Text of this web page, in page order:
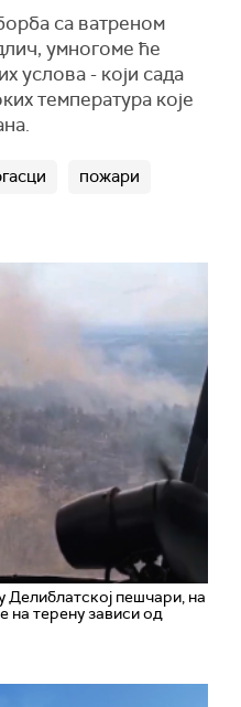
са ватреном
умногоме ће
услова - који сада
температура које
пожари
Делиблатској пешчари, на
на терену зависи од